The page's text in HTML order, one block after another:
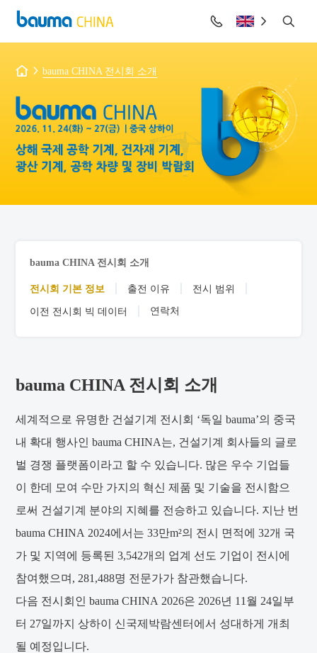
bauma CHINA 전시회 소개
bauma CHINA 전시회 소개
전시회 기본 정보 출전 이유 전시 범위
이전 전시회 빅 데이터 연락처
bauma CHINA 전시회 소개
세계적으로 유명한 건설기계 전시회 ‘독일 bauma’의 중국
내 확대 행사인 bauma CHINA는, 건설기계 회사들의 글로
벌 경쟁 플랫폼이라고 할 수 있습니다. 많은 우수 기업들
이 한데 모여 수만 가지의 혁신 제품 및 기술을 전시함으
로써 건설기계 분야의 지혜를 전승하고 있습니다. 지난 번
baumaCHINA 2024에서는 33만m²의 전시 면적에 32개 국
가 및 지역에 등록된 3,542개의 업계 선도 기업이 전시에
참여했으며, 281,488명 전문가가 참관했습니다.
다음 전시회인 baumaCHINA 2026은 2026년 11월 24일부
터 27일까지 상하이 신국제박람센터에서 성대하게 개최
될 예정입니다.